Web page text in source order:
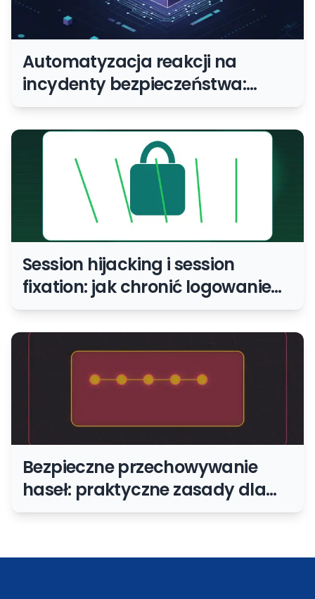
Automatyzacja reakcji na
incydenty bezpieczeństwa:
szybciej, ale bez chaosu
Session hijacking i session
fixation: jak chronić logowanie
użytkowników
Bezpieczne przechowywanie
haseł: praktyczne zasady dla
małej firmy